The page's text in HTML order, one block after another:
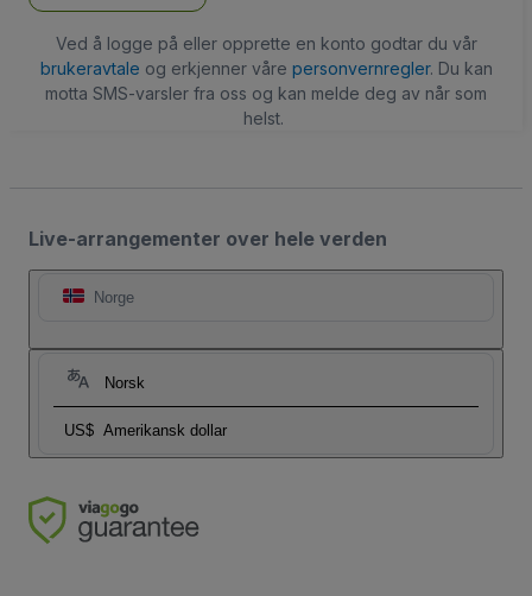
Ved å logge på eller opprette en konto godtar du vår
brukeravtale og erkjenner våre personvernregler. Du kan
motta SMS-varsler fra oss og kan melde deg av når som
helst.
Live-arrangementer over hele verden
Norge
Norsk
US$ Amerikansk dollar